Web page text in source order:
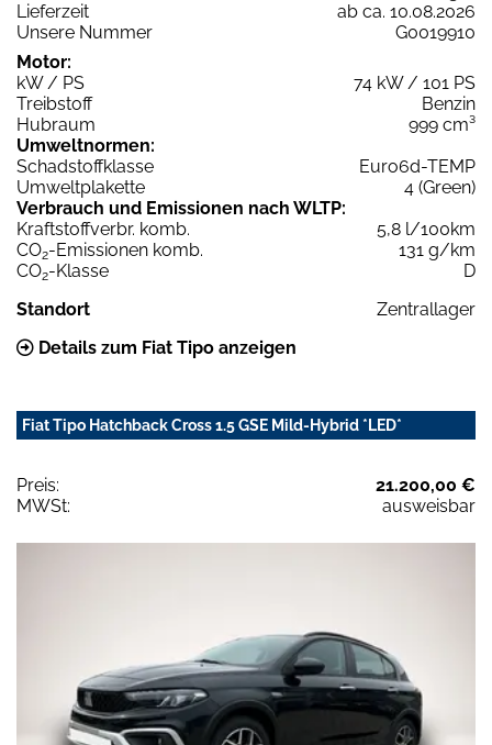
Lieferzeit
ab ca. 10.08.2026
Unsere Nummer
G0019910
Motor:
kW / PS
74 kW / 101 PS
Treibstoff
Benzin
Hubraum
999 cm³
Umweltnormen:
Schadstoffklasse
Euro6d-TEMP
Umweltplakette
4 (Green)
Verbrauch und Emissionen nach WLTP:
Kraftstoffverbr. komb.
5,8 l/100km
CO2-Emissionen komb.
131 g/km
CO2-Klasse
D
Standort
Zentrallager
Details zum Fiat Tipo anzeigen
Fiat Tipo Hatchback Cross 1.5 GSE Mild-Hybrid *LED*
Preis:
21.200,00 €
MWSt:
ausweisbar